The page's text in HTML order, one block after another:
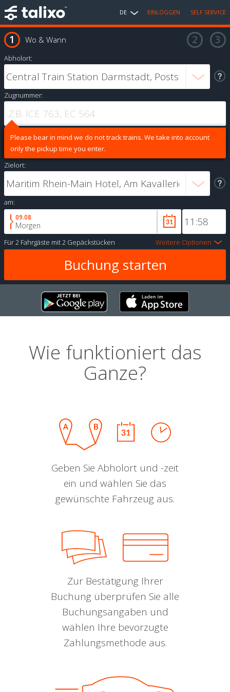
DE EINLOGGEN SELF SERVICE
Wo & Wann
Abholort:
Zugnummer:
Please bear in mind we do not track trains. We take into account
only the pickup time you enter.
Zielort:
am:
09.08
Morgen
Für2 Fahrgäste mit2 Gepäckstücken Weitere Optionen
Wie funktioniert das
Ganze?
Geben Sie Abholort und -zeit
ein und wählen Sie das
gewünschte Fahrzeug aus.
Zur Bestätigung Ihrer
Buchung überprüfen Sie alle
Buchungsangaben und
wählen Ihre bevorzugte
Zahlungsmethode aus.